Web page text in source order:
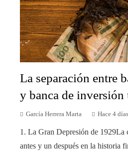
La separación entre
y banca de inversión
García Herrera Marta Hace 4 días
1. La Gran Depresión de 1929La
antes y un después en la historia